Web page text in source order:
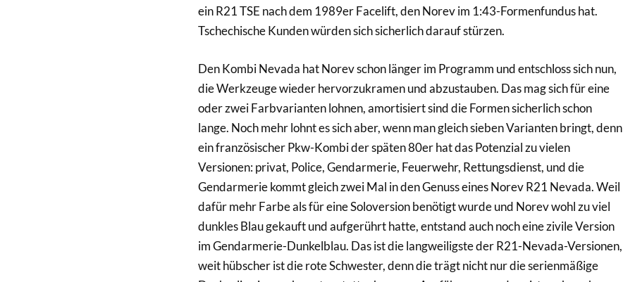
ein R21 TSE nach dem 1989er Facelift, den Norev im 1:43-Formenfundus hat.
Tschechische Kunden würden sich sicherlich darauf stürzen.
Den Kombi Nevada hat Norev schon länger im Programm und entschloss sich nun,
die Werkzeuge wieder hervorzukramen und abzustauben. Das mag sich für eine
oder zwei Farbvarianten lohnen, amortisiert sind die Formen sicherlich schon
lange. Noch mehr lohnt es sich aber, wenn man gleich sieben Varianten bringt, denn
ein französischer Pkw-Kombi der späten 80er hat das Potenzial zu vielen
Versionen: privat, Police, Gendarmerie, Feuerwehr, Rettungsdienst, und die
Gendarmerie kommt gleich zwei Mal in den Genuss eines Norev R21 Nevada. Weil
dafür mehr Farbe als für eine Soloversion benötigt wurde und Norev wohl zu viel
dunkles Blau gekauft und aufgerührt hatte, entstand auch noch eine zivile Version
im Gendarmerie-Dunkelblau. Das ist die langweiligste der R21-Nevada-Versionen,
weit hübscher ist die rote Schwester, denn die trägt nicht nur die serienmäßige